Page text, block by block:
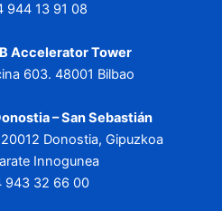
944 13 91 08
Accelerator Tower
603. 48001 Bilbao
– San Sebastián
Donostia, Gipuzkoa
Innogunea
943 32 66 00